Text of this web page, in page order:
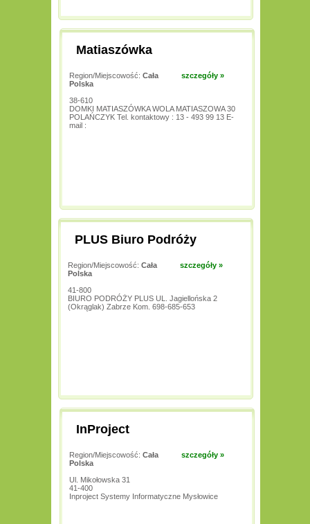
Matiaszówka
szczegóły »
Region/Miejscowość: Cała
Polska
38-610
DOMKI MATIASZÓWKA WOLA MATIASZOWA 30
POLAŃCZYK Tel. kontaktowy : 13 - 493 99 13 E-
mail :
PLUS Biuro Podróży
szczegóły »
Region/Miejscowość: Cała
Polska
41-800
BIURO PODRÓŻY PLUS UL. Jagiellońska 2
(Okrąglak) Zabrze Kom. 698-685-653
InProject
szczegóły »
Region/Miejscowość: Cała
Polska
Ul. Mikołowska 31
41-400
Inproject Systemy Informatyczne Mysłowice